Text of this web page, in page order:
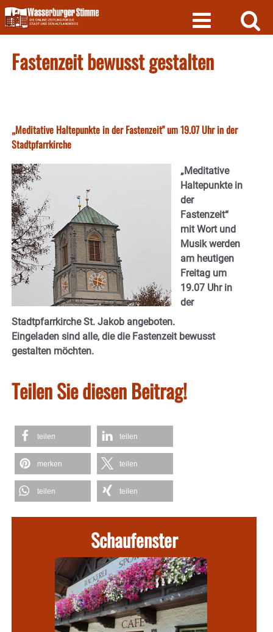
Skip
to
content
Fastenzeit bewusst gestalten
„Meditative Haltepunkte in der Fastenzeit" um 19.07 Uhr in der
Stadtpfarrkirche
„Meditative
Haltepunkte in
der
Fastenzeit“
mit Wort und
Musik werden
am heutigen
Freitag um
19.07 Uhr in
der
Stadtpfarrkirche St. Jakob angeboten.
Eingeladen sind alle, die die Fastenzeit bewusst
gestalten möchten.
Teilen Sie diesen Beitrag!
teilen teilen
merken teilen
teilen teilen
Schaufenster